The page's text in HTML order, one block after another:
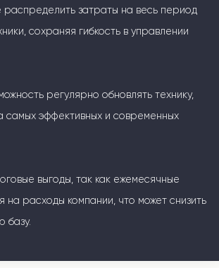
распределить затраты на весь период
сохраняя гибкость в управлении
регулярно обновлять технику,
самых эффективных и современных
выгоды, так как ежемесячные
на расходы компании, что может снизить
базу.